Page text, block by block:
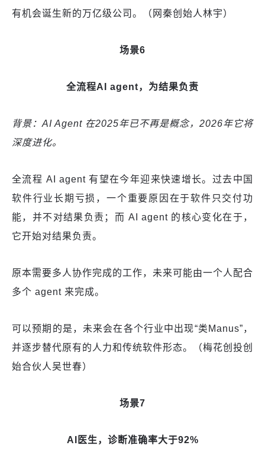
有机会诞生新的万亿级公司。（网秦创始人林宇）
场景6
全流程AI agent，为结果负责
背景：AI Agent 在2025年已不再是概念，2026年它将
深度进化。
全流程 AI agent 有望在今年迎来快速增长。过去中国
软件行业长期亏损，一个重要原因在于软件只交付功
能，并不对结果负责；而 AI agent 的核心变化在于，
它开始对结果负责。
原本需要多人协作完成的工作，未来可能由一个人配合
多个 agent 来完成。
可以预期的是，未来会在各个行业中出现“类Manus”，
并逐步替代原有的人力和传统软件形态。（梅花创投创
始合伙人吴世春）
场景7
AI医生，诊断准确率大于92%